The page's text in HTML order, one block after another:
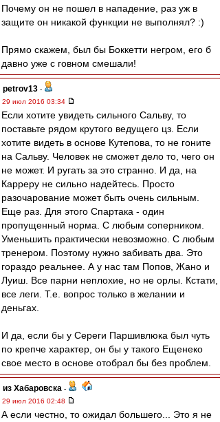
Почему он не пошел в нападение, раз уж в
защите он никакой функции не выполнял? :)
Прямо скажем, был бы Боккетти негром, его б
давно уже с говном смешали!
petrov13 -
29 июл 2016 03:34
Если хотите увидеть сильного Сальву, то
поставьте рядом крутого ведущего цз. Если
хотите видеть в основе Кутепова, то не гоните
на Сальву. Человек не сможет дело то, чего он
не может. И ругать за это странно. И да, на
Карреру не сильно надейтесь. Просто
разочарование может быть очень сильным.
Еще раз. Для этого Спартака - один
пропущенный норма. С любым соперником.
Уменьшить практически невозможно. С любым
тренером. Поэтому нужно забивать два. Это
гораздо реальнее. А у нас там Попов, Жано и
Луиш. Все парни неплохие, но не орлы. Кстати,
все леги. Т.е. вопрос только в желании и
деньгах.
И да, если бы у Сереги Паршивлюка был чуть
по крепче характер, он бы у такого Ещенеко
свое место в основе отобрал бы без проблем.
из Хабаровска -
29 июл 2016 02:48
А если честно, то ожидал большего... Это я не